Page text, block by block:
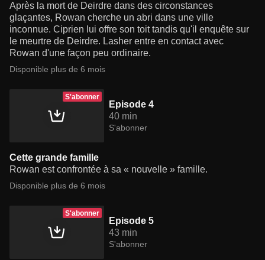
Après la mort de Deirdre dans des circonstances
glaçantes, Rowan cherche un abri dans une ville
inconnue. Ciprien lui offre son toit tandis qu'il enquête sur
le meurtre de Deirdre. Lasher entre en contact avec
Rowan d'une façon peu ordinaire.
Disponible plus de 6 mois
S'abonner
Episode 4
40 min
S'abonner
Cette grande famille
Rowan est confrontée à sa « nouvelle » famille.
Disponible plus de 6 mois
S'abonner
Episode 5
43 min
S'abonner